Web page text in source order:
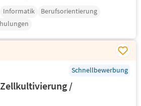
Informatik
Berufsorientierung
Schnellbewerbung
/